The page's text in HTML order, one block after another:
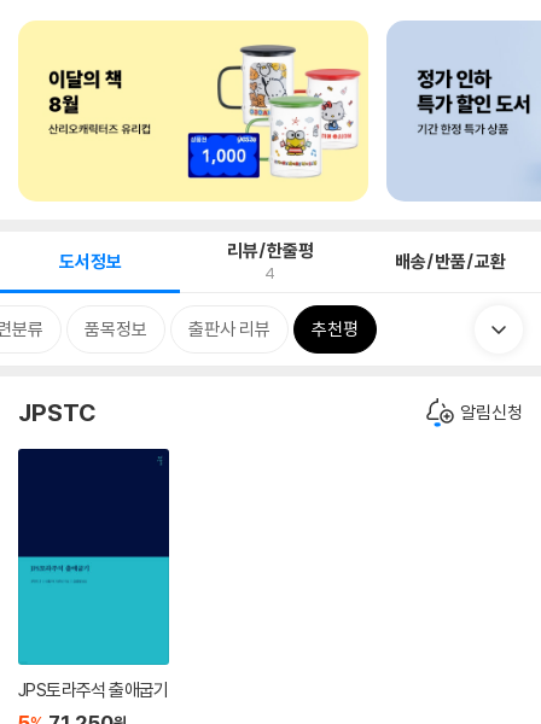
도서정보 리뷰/한줄평
4 배송/반품/교환
분류 품목정보 출판사 리뷰 추천평
JPSTC 알림신청
JPS토라주석 출애굽기